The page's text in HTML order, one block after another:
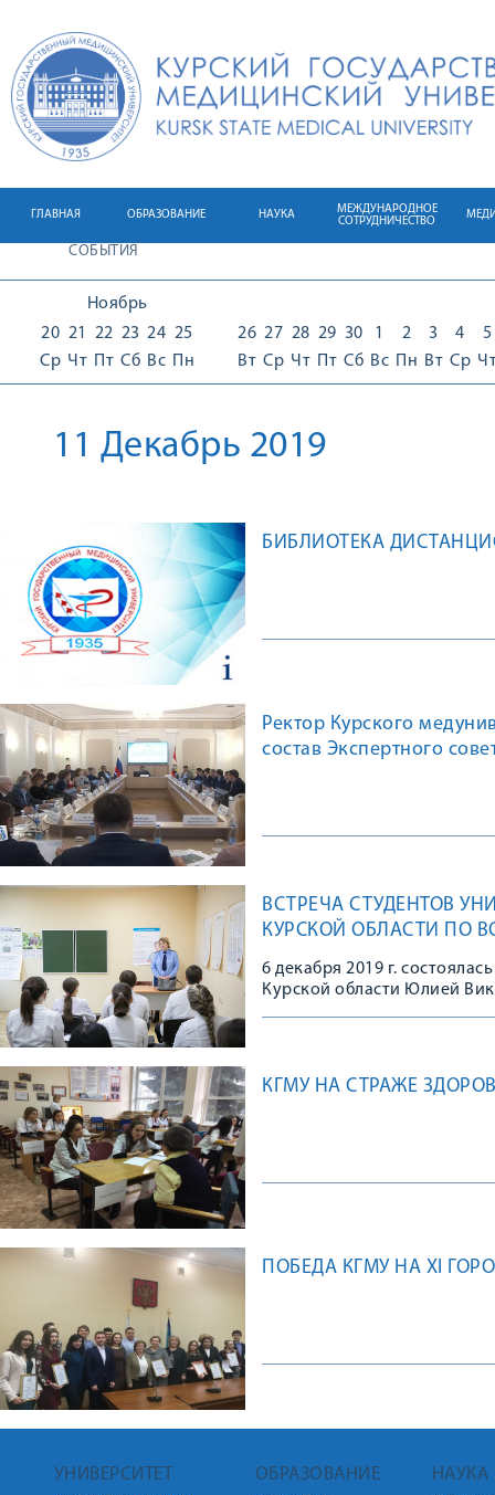
ГЛАВНАЯ ОБРАЗОВАНИЕ НАУКА
МЕЖДУНАРОДНОЕ
СОТРУДНИЧЕСТВО
СОБЫТИЯ
Ноябрь
20
Ср
21
Чт
22
Пт
23
Сб
24
Вс
25
Пн
26
Вт
27
Ср
28
Чт
29
Пт
30
Сб
1
Вс
2
Пн
3
Вт
4
Ср
5
11 Декабрь 2019
БИБЛИОТЕКА
Ректор Курского
состав Экспертного
ВСТРЕЧА СТУДЕНТОВ
КУРСКОЙ ОБЛАСТИ ПО
6 декабря 2019 г.
Курской области Юлией
КГМУ НА СТРАЖЕ
ПОБЕДА КГМУ НА XI
УНИВЕРСИТЕТ ОБРАЗОВАНИЕ НАУКА